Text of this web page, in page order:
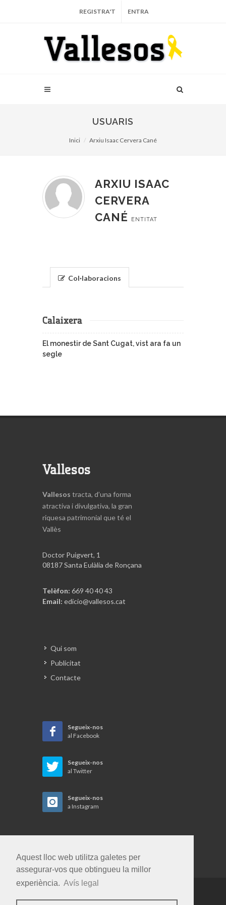
Aquest lloc web utilitza galetes per
assegurar-vos que obtingueu la millor
experiència. Avís legal
REGISTRA'T ENTRA
USUARIS
Inici Arxiu Isaac Cervera Cané
ARXIU ISAAC
CERVERA
CANÉ
ENTITAT
Col·laboracions
Calaixera
El monestir de Sant Cugat, vist ara fa un
segle
Vallesos
Vallesos tracta, d’una forma
atractiva i divulgativa, la gran
riquesa patrimonial que té el
Vallès
Doctor Puigvert, 1
08187 Santa Eulàlia de Ronçana
Telèfon: 669 40 40 43
Email: edicio@vallesos.cat
Qui som
Publicitat
Contacte
Segueix-nos
al Facebook
Segueix-nos
al Twitter
Segueix-nos
a Instagram